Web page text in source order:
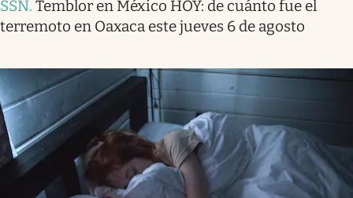
SSN. Temblor en México HOY: de cuánto fue el
terremoto en Oaxaca este jueves 6 de agosto